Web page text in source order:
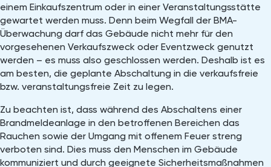
einem Einkaufszentrum oder in einer Veranstaltungsstätte
gewartet werden muss. Denn beim Wegfall der BMA-
Überwachung darf das Gebäude nicht mehr für den
vorgesehenen Verkaufszweck oder Eventzweck genutzt
werden – es muss also geschlossen werden. Deshalb ist es
am besten, die geplante Abschaltung in die verkaufsfreie
bzw. veranstaltungsfreie Zeit zu legen.
Zu beachten ist, dass während des Abschaltens einer
Brandmeldeanlage in den betroffenen Bereichen das
Rauchen sowie der Umgang mit offenem Feuer streng
verboten sind. Dies muss den Menschen im Gebäude
kommuniziert und durch geeignete Sicherheitsmaßnahmen